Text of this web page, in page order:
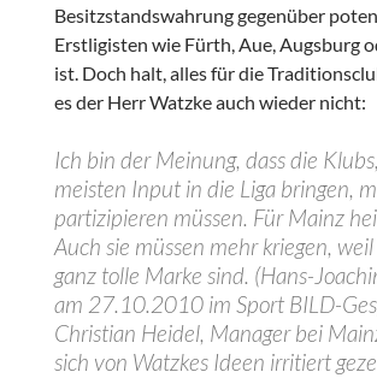
Besitzstandswahrung gegenüber
Erstligisten wie Fürth, Aue, Augsburg
ist. Doch halt, alles für die
es der Herr Watzke auch wieder nicht:
Ich bin der Meinung, dass die
meisten Input in die Liga bringen,
partizipieren müssen. Für Mainz
Auch sie müssen mehr kriegen, weil
ganz tolle Marke sind. (Hans-
am 27.10.2010 im Sport BILD-
Christian Heidel, Manager bei
sich von Watzkes Ideen irritiert